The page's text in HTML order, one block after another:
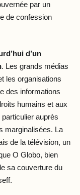
par un
de confession
d’un
. Les grands médias
les organisations
des informations
humains et aux
auprès
marginalisées. La
de la télévision, un
O Globo, bien
sa couverture du